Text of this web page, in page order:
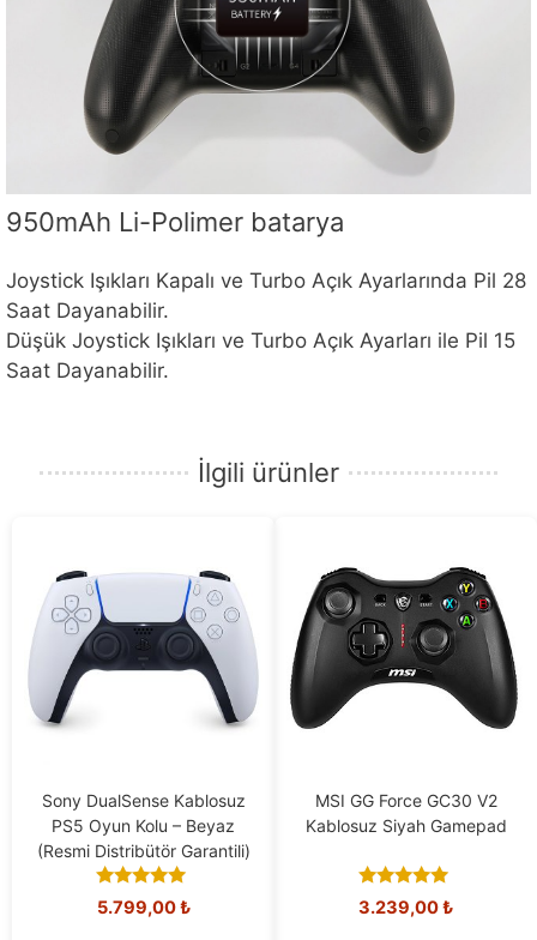
950mAh Li-Polimer batarya
Joystick Işıkları Kapalı ve Turbo Açık Ayarlarında Pil 28
Saat Dayanabilir.
Düşük Joystick Işıkları ve Turbo Açık Ayarları ile Pil 15
Saat Dayanabilir.
İlgili ürünler
Sony DualSense Kablosuz
PS5 Oyun Kolu – Beyaz
(Resmi Distribütör Garantili)
5.00
out of 5
5.799,00₺
MSI GG Force GC30 V2
Kablosuz Siyah Gamepad
5.00
out of 5
3.239,00₺